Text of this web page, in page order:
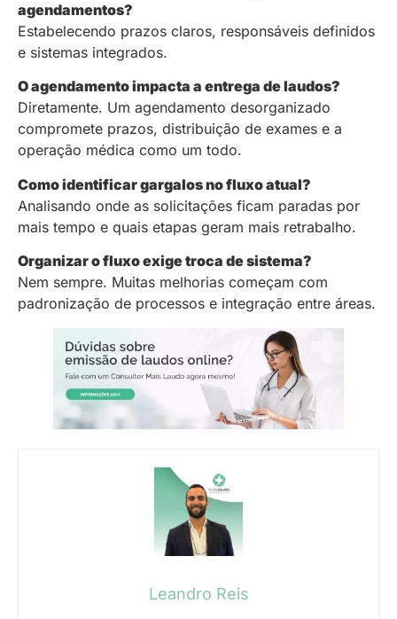
agendamentos?
Estabelecendo prazos claros, responsáveis definidos
e sistemas integrados.
O agendamento impacta a entrega de laudos?
Diretamente. Um agendamento desorganizado
compromete prazos, distribuição de exames e a
operação médica como um todo.
Como identificar gargalos no fluxo atual?
Analisando onde as solicitações ficam paradas por
mais tempo e quais etapas geram mais retrabalho.
Organizar o fluxo exige troca de sistema?
Nem sempre. Muitas melhorias começam com
padronização de processos e integração entre áreas.
Leandro Reis